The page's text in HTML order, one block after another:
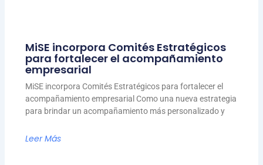
MiSE incorpora Comités Estratégicos
para fortalecer el acompañamiento
empresarial
MiSE incorpora Comités Estratégicos para fortalecer el
acompañamiento empresarial Como una nueva estrategia
para brindar un acompañamiento más personalizado y
Leer Más